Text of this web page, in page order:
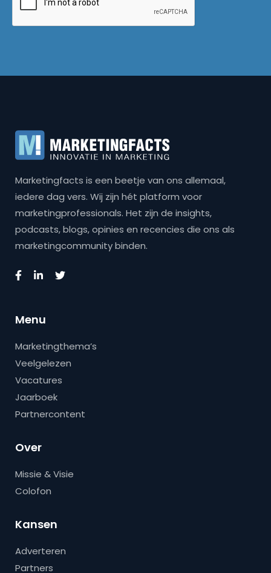
Marketingfacts is een beetje van ons allemaal,
iedere dag vers. Wij zijn hét platform voor
marketingprofessionals. Het zijn de insights,
podcasts, blogs, opinies en recencies die ons als
marketingcommunity binden.
Menu
Marketingthema’s
Veelgelezen
Vacatures
Jaarboek
Partnercontent
Over
Missie & Visie
Colofon
Kansen
Adverteren
Partners